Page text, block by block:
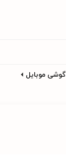
گوشی موبایل